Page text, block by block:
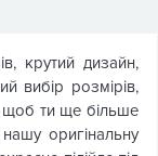
крутий дизайн,
вибір розмірів,
щоб ти ще більше
оригінальну